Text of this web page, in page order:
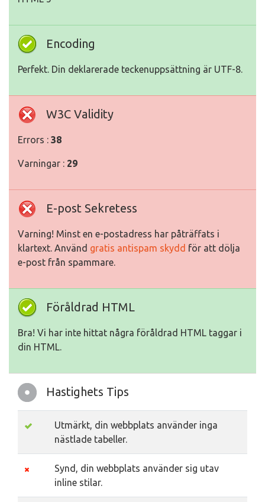
Encoding
Perfekt. Din deklarerade teckenuppsättning är UTF-8.
W3C Validity
Errors : 38
Varningar : 29
E-post Sekretess
Varning! Minst en e-postadress har påträffats i
klartext. Använd gratis antispam skydd för att dölja
e-post från spammare.
Föråldrad HTML
Bra! Vi har inte hittat några föråldrad HTML taggar i
din HTML.
Hastighets Tips
Utmärkt, din webbplats använder inga
nästlade tabeller.
Synd, din webbplats använder sig utav
inline stilar.